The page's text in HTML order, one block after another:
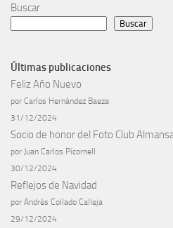
Buscar
Buscar
Últimas publicaciones
Feliz Año Nuevo
por Carlos Hernández Baeza
31/12/2024
Socio de honor del Foto Club
por Juan Carlos Picornell
30/12/2024
Reflejos de Navidad
por Andrés Collado Calleja
29/12/2024